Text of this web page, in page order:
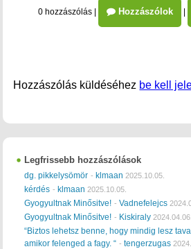
0 hozzászólás Hozzászólok
Hozzászólás küldéséhez be kell
Legfrissebb hozzászólások
dg. pikkelysömör - klmaan 2025.10.05.
kérdés - klmaan 2025.10.05.
Gyogyultnak Minősitve! -Vadnefelejcs
Gyogyultnak Minősitve! - Kiskiraly 2024.04.06.
“Biztos lehetsz benne, hogy mindig lesz
amikor felenged a fagy. “ -tengerzugas